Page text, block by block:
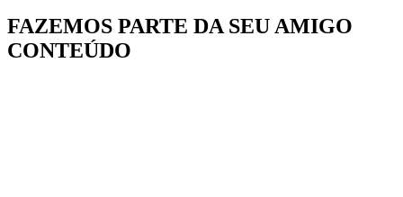
FAZEMOS PARTE DA SEU AMIGO
CONTEÚDO